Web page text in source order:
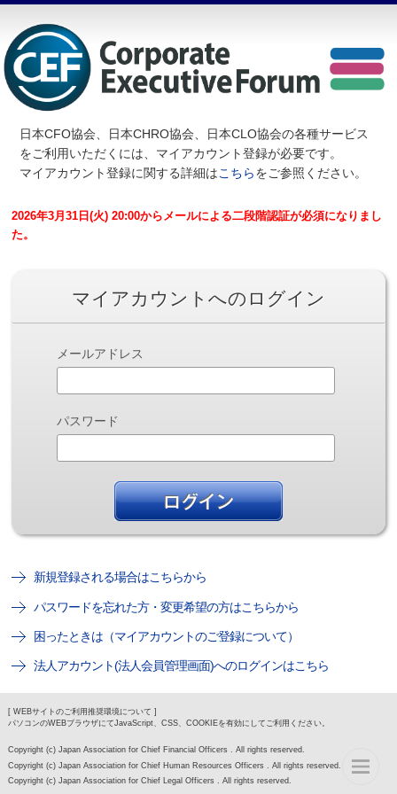
日本CFO協会、日本CHRO協会、日本CLO協会の各種サービス
をご利用いただくには、マイアカウント登録が必要です。
マイアカウント登録に関する詳細はこちらをご参照ください。
2026年3月31日(火) 20:00からメールによる二段階認証が必須になりまし
た。
マイアカウントへのログイン
メールアドレス
パスワード
新規登録される場合はこちらから
パスワードを忘れた方・変更希望の方はこちらから
困ったときは（マイアカウントのご登録について）
法人アカウント(法人会員管理画面)へのログインはこちら
[ WEBサイトのご利用推奨環境について ]
パソコンのWEBブラウザにてJavaScript、CSS、COOKIEを有効にしてご利用ください。
Copyright (c) Japan Association for Chief Financial Officers . All rights reserved.
Copyright (c) Japan Association for Chief Human Resources Officers . All rights reserved.
Copyright (c) Japan Association for Chief Legal Officers . All rights reserved.